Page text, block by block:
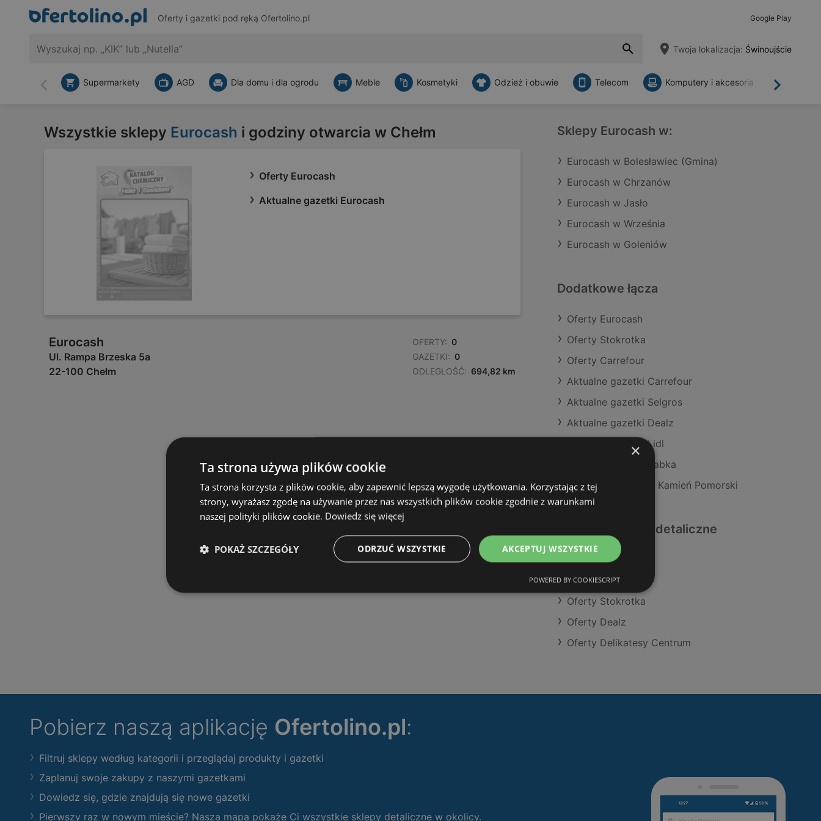
Oferty i gazetki pod ręką Ofertolino.pl Google Play
Twoja lokalizacja: Świnoujście
Wstecz Dalej
Supermarkety AGD Dla domu i dla ogrodu Meble Kosmetyki Odzież i obuwie Telecom Komputery i akcesoria
Wszystkie sklepy Eurocash i godziny otwarcia w Chełm
Oferty Eurocash
Aktualne gazetki Eurocash
Eurocash
Ul. Rampa Brzeska 5a
22-100 Chełm
OFERTY: 0
GAZETKI: 0
ODLEGŁOŚĆ: 694,82 km
Sklepy Eurocash w:
Eurocash w Bolesławiec (Gmina)
Eurocash w Chrzanów
Eurocash w Jasło
Eurocash w Września
Eurocash w Goleniów
Dodatkowe łącza
Oferty Eurocash
Oferty Stokrotka
Oferty Carrefour
Aktualne gazetki Carrefour
Aktualne gazetki Selgros
Aktualne gazetki Dealz
Aktualne gazetki Lidl
Aktualne gazetki Żabka
Sklepy Eurocash w Kamień Pomorski
Podobne sklepy detaliczne
Oferty Action
Oferty Selgros
Oferty Stokrotka
Oferty Dealz
Oferty Delikatesy Centrum
Pobierz naszą aplikację Ofertolino.pl:
Filtruj sklepy według kategorii i przeglądaj produkty i gazetki
Zaplanuj swoje zakupy z naszymi gazetkami
Dowiedz się, gdzie znajdują się nowe gazetki
Pierwszy raz w nowym mieście? Nasza mapa pokaże Ci wszystkie sklepy detaliczne w okolicy.
×
Ta strona używa plików cookie
Ta strona korzysta z plików cookie, aby zapewnić lepszą wygodę użytkowania. Korzystając z tej
strony, wyrażasz zgodę na używanie przez nas wszystkich plików cookie zgodnie z warunkami
naszej polityki plików cookie. Dowiedz się więcej
AKCEPTUJ WSZYSTKIE
ODRZUĆ WSZYSTKIE
POKAŻ SZCZEGÓŁY
POWERED BY COOKIESCRIPT